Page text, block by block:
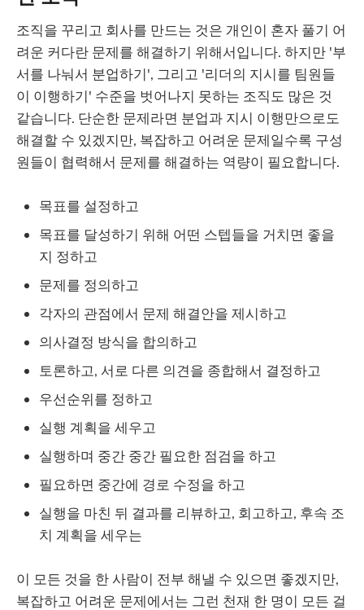
조직을 꾸리고 회사를 만드는 것은 개인이 혼자 풀기 어
려운 커다란 문제를 해결하기 위해서입니다. 하지만 '부
서를 나눠서 분업하기', 그리고 '리더의 지시를 팀원들
이 이행하기' 수준을 벗어나지 못하는 조직도 많은 것
같습니다. 단순한 문제라면 분업과 지시 이행만으로도
해결할 수 있겠지만, 복잡하고 어려운 문제일수록 구성
원들이 협력해서 문제를 해결하는 역량이 필요합니다.
목표를 설정하고
목표를 달성하기 위해 어떤 스텝들을 거치면 좋을
지 정하고
문제를 정의하고
각자의 관점에서 문제 해결안을 제시하고
의사결정 방식을 합의하고
토론하고, 서로 다른 의견을 종합해서 결정하고
우선순위를 정하고
실행 계획을 세우고
실행하며 중간 중간 필요한 점검을 하고
필요하면 중간에 경로 수정을 하고
실행을 마친 뒤 결과를 리뷰하고, 회고하고, 후속 조
치 계획을 세우는
이 모든 것을 한 사람이 전부 해낼 수 있으면 좋겠지만,
복잡하고 어려운 문제에서는 그런 천재 한 명이 모든 걸